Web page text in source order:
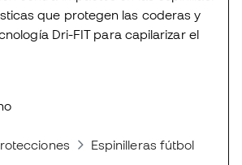
que protegen las coderas y
Dri-FIT para capilarizar el
Espinilleras fútbol